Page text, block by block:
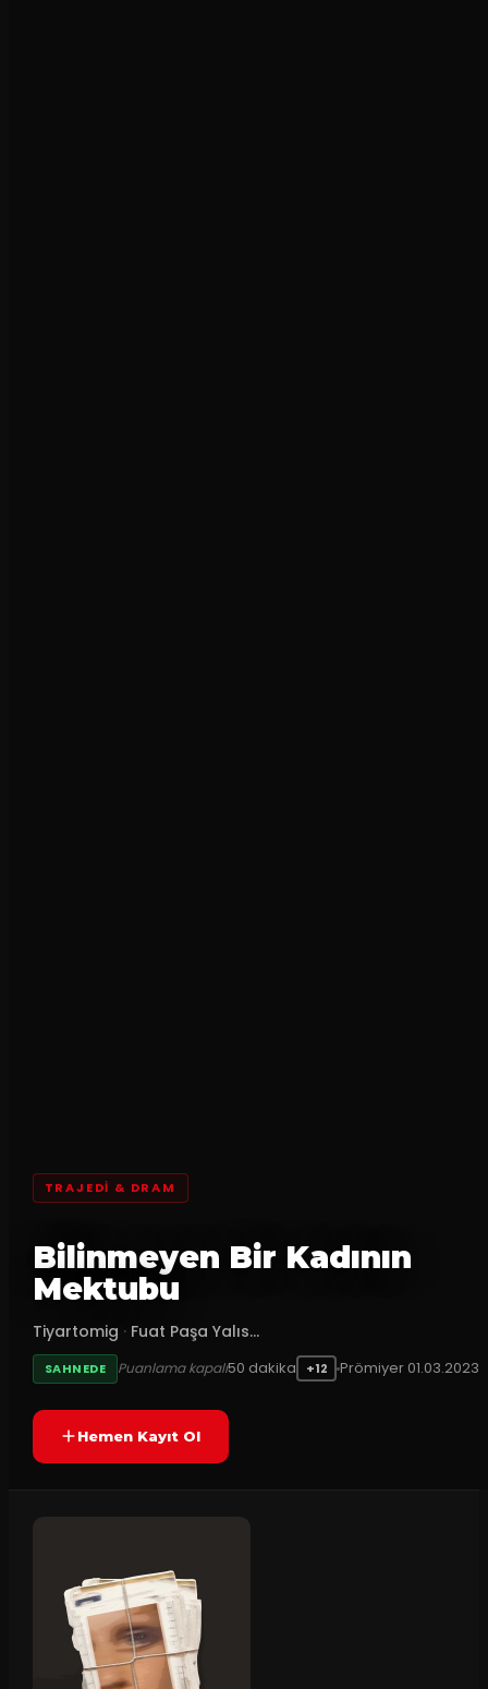
TRAJEDI & DRAM
Bilinmeyen Bir Kadının
Mektubu
Tiyartomig · Fuat Paşa Yalıs...
SAHNEDE Puanlama kapalı50 dakika +12 Prömiyer 01.03.2023
Hemen Kayıt Ol